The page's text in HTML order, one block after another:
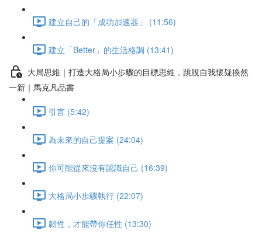
建立自己的「成功加速器」 (11:56)
建立「Better」的生活格調 (13:41)
大局思維｜打造大格局小步驟的目標思維，跳脫自我懷疑換然
一新｜馬克凡品書
引言 (5:42)
為未來的自己提案 (24:04)
你可能從來沒有認識自己 (16:39)
大格局小步驟執行 (22:07)
韌性，才能帶你任性 (13:30)